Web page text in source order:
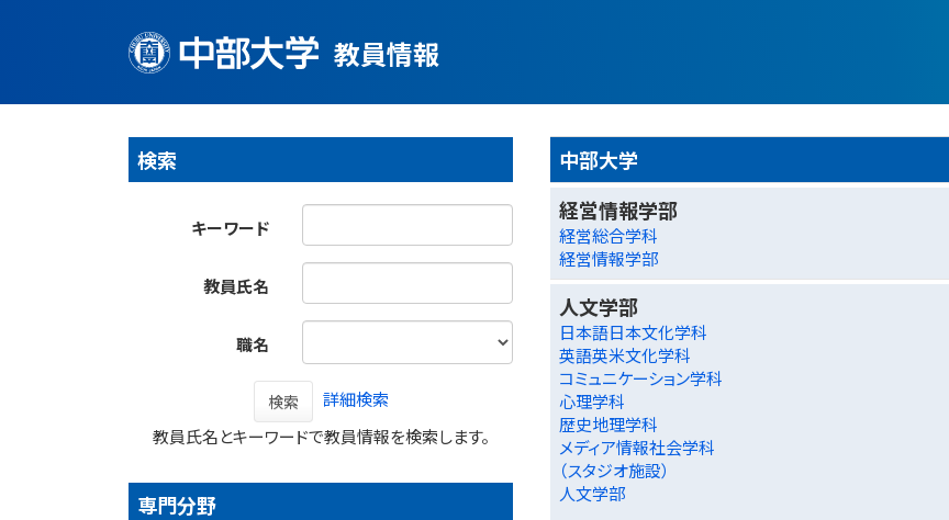
教員情報
検索
キーワード
教員氏名
職名
検索
詳細検索
教員氏名とキーワードで教員情報を検索します。
専門分野
中部大学
経営情報学部
経営総合学科
経営情報学部
人文学部
日本語日本文化学科
英語英米文化学科
コミュニケーション学科
心理学科
歴史地理学科
メディア情報社会学科
（スタジオ施設）
人文学部